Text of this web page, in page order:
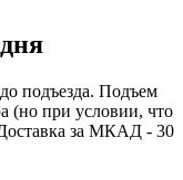
подъезда. Подъем
(но при условии, что
Доставка за МКАД - 30